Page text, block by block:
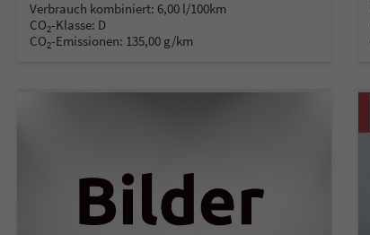
Verbrauch kombiniert: 6,00 l/100km
CO2-Klasse: D
CO2-Emissionen: 135,00 g/km